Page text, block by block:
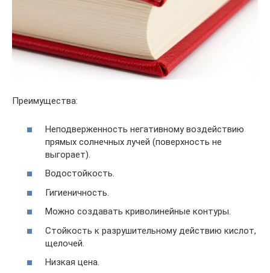
Преимущества:
Неподверженность негативному воздействию
прямых солнечных лучей (поверхность не
выгорает).
Водостойкость.
Гигиеничность.
Можно создавать криволинейные контуры.
Стойкость к разрушительному действию кислот,
щелочей.
Низкая цена.